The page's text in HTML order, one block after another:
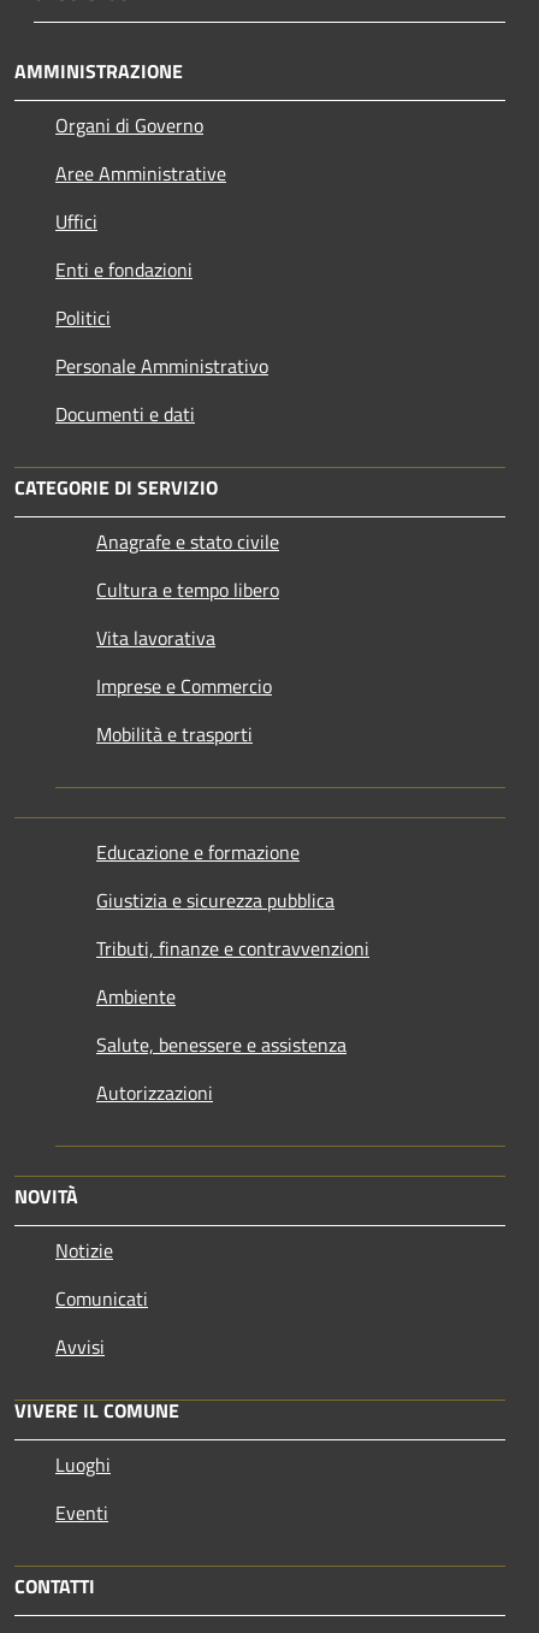
AMMINISTRAZIONE
Organi di Governo
Aree Amministrative
Uffici
Enti e fondazioni
Politici
Personale Amministrativo
Documenti e dati
CATEGORIE DI SERVIZIO
Anagrafe e stato civile
Cultura e tempo libero
Vita lavorativa
Imprese e Commercio
Mobilità e trasporti
Educazione e formazione
Giustizia e sicurezza pubblica
Tributi, finanze e contravvenzioni
Ambiente
Salute, benessere e assistenza
Autorizzazioni
NOVITÀ
Notizie
Comunicati
Avvisi
VIVERE IL COMUNE
Luoghi
Eventi
CONTATTI